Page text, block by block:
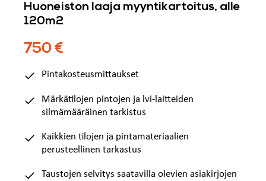
Huoneiston laaja myyntikartoitus, alle
120m2
750 €
Pintakosteusmittaukset
Märkätilojen pintojen ja lvi-laitteiden
silmämääräinen tarkistus
Kaikkien tilojen ja pintamateriaalien
perusteellinen tarkastus
Taustojen selvitys saatavilla olevien asiakirjojen